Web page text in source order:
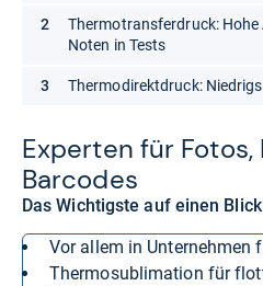
Exper­ten für
Bar­co­des
Das Wichtigste auf einen
vor allem in
Thermosublimation für
Thermotransferdruck:
Noten in Tests
Thermodirektdruck: